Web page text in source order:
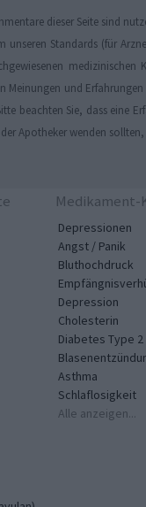
dieser Seite sind
unseren Standards (für
Meinungen und
beachten Sie, dass eine
Apotheker wenden
Medikament-
Depressionen
Angst / Panik
Bluthochdruck
Depression
Cholesterin
Diabetes Type 2
Asthma
Schlaflosigkeit
Alle anzeigen...